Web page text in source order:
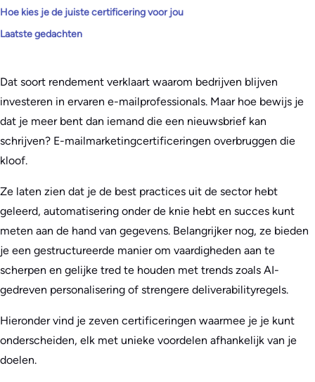
Hoe kies je de juiste certificering voor jou
Laatste gedachten
Dat soort rendement verklaart waarom bedrijven blijven
investeren in ervaren e-mailprofessionals. Maar hoe bewijs je
dat je meer bent dan iemand die een nieuwsbrief kan
schrijven? E-mailmarketingcertificeringen overbruggen die
kloof.
Ze laten zien dat je de best practices uit de sector hebt
geleerd, automatisering onder de knie hebt en succes kunt
meten aan de hand van gegevens. Belangrijker nog, ze bieden
je een gestructureerde manier om vaardigheden aan te
scherpen en gelijke tred te houden met trends zoals AI-
gedreven personalisering of strengere deliverabilityregels.
Hieronder vind je zeven certificeringen waarmee je je kunt
onderscheiden, elk met unieke voordelen afhankelijk van je
doelen.